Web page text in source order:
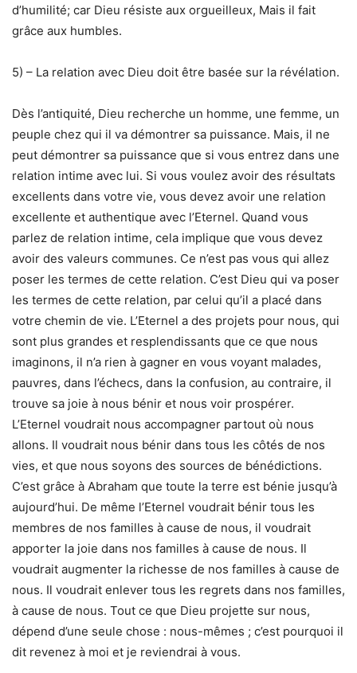
d’humilité; car Dieu résiste aux orgueilleux, Mais il fait
grâce aux humbles.
5) – La relation avec Dieu doit être basée sur la révélation.
Dès l’antiquité, Dieu recherche un homme, une femme, un
peuple chez qui il va démontrer sa puissance. Mais, il ne
peut démontrer sa puissance que si vous entrez dans une
relation intime avec lui. Si vous voulez avoir des résultats
excellents dans votre vie, vous devez avoir une relation
excellente et authentique avec l’Eternel. Quand vous
parlez de relation intime, cela implique que vous devez
avoir des valeurs communes. Ce n’est pas vous qui allez
poser les termes de cette relation. C’est Dieu qui va poser
les termes de cette relation, par celui qu’il a placé dans
votre chemin de vie. L’Eternel a des projets pour nous, qui
sont plus grandes et resplendissants que ce que nous
imaginons, il n’a rien à gagner en vous voyant malades,
pauvres, dans l’échecs, dans la confusion, au contraire, il
trouve sa joie à nous bénir et nous voir prospérer.
L’Eternel voudrait nous accompagner partout où nous
allons. Il voudrait nous bénir dans tous les côtés de nos
vies, et que nous soyons des sources de bénédictions.
C’est grâce à Abraham que toute la terre est bénie jusqu’à
aujourd’hui. De même l’Eternel voudrait bénir tous les
membres de nos familles à cause de nous, il voudrait
apporter la joie dans nos familles à cause de nous. Il
voudrait augmenter la richesse de nos familles à cause de
nous. Il voudrait enlever tous les regrets dans nos familles,
à cause de nous. Tout ce que Dieu projette sur nous,
dépend d’une seule chose : nous-mêmes ; c’est pourquoi il
dit revenez à moi et je reviendrai à vous.